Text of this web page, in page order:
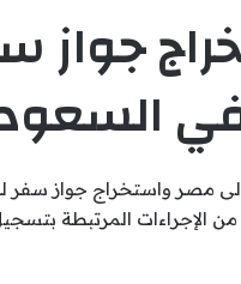
جواز
مصر واستخراج جواز سفر
الإجراءات المرتبطة